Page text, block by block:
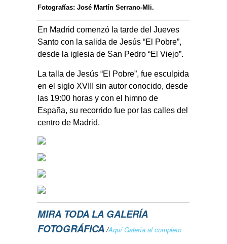
Fotografías: José Martín Serrano-Mli.
En Madrid comenzó la tarde del Jueves
Santo con la salida de Jesús “El Pobre”,
desde la iglesia de San Pedro “El Viejo”.
La talla de Jesús “El Pobre”, fue esculpida
en el siglo XVIII sin autor conocido, desde
las 19:00 horas y con el himno de
España, su recorrido fue por las calles del
centro de Madrid.
MIRA TODA LA GALERÍA
FOTOGRÁFICA/Aquí Galería al completo